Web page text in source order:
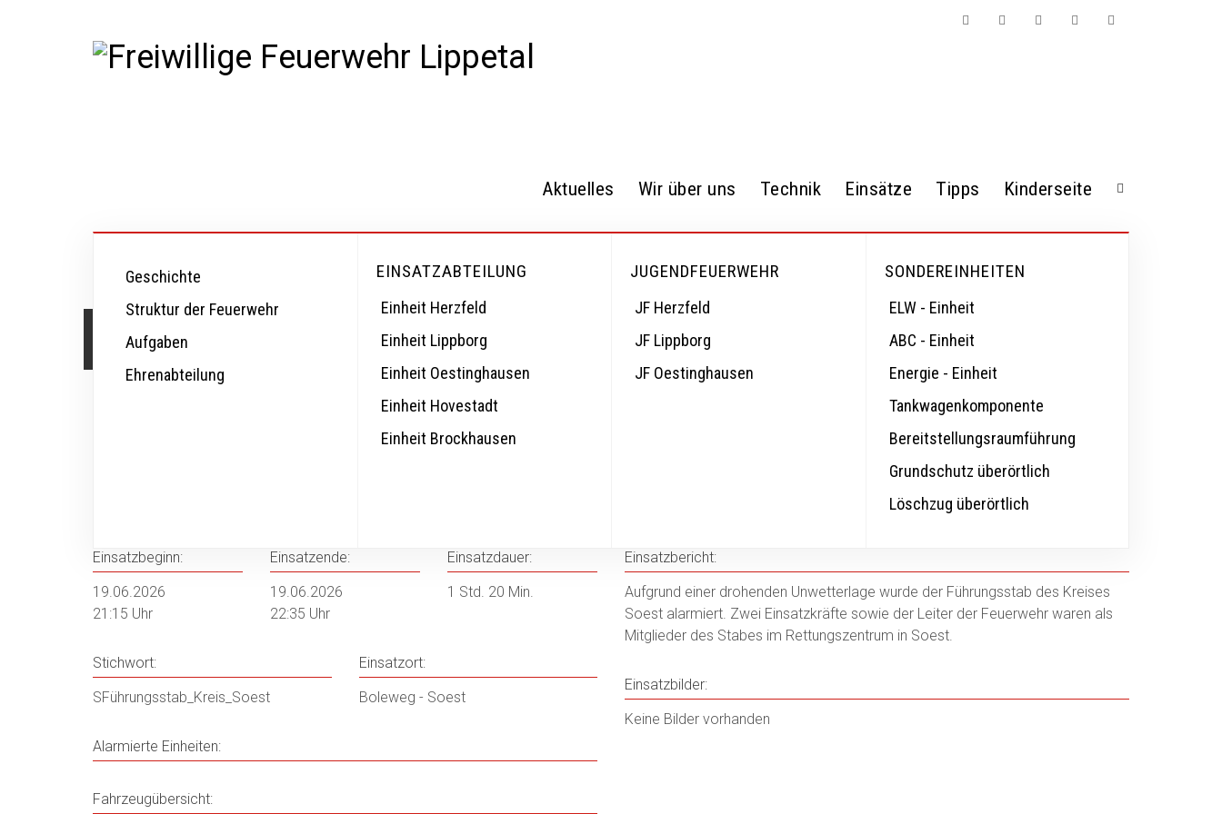
Aktuelles Wir über uns
Geschichte
Struktur der Feuerwehr
Aufgaben
Ehrenabteilung
EINSATZABTEILUNG
Einheit Herzfeld
Einheit Lippborg
Einheit Oestinghausen
Einheit Hovestadt
Einheit Brockhausen
JUGENDFEUERWEHR
JF Herzfeld
JF Lippborg
JF Oestinghausen
SONDEREINHEITEN
ELW - Einheit
ABC - Einheit
Energie - Einheit
Tankwagenkomponente
Bereitstellungsraumführung
Grundschutz überörtlich
Löschzug überörtlich
Technik Einsätze Tipps Kinderseite
Einsatzbericht
Einsatzbeginn:
19.06.2026
21:15 Uhr
Einsatzende:
19.06.2026
22:35 Uhr
Einsatzdauer:
1 Std. 20 Min.
Stichwort:
SFührungsstab_Kreis_Soest
Einsatzort:
Boleweg - Soest
Alarmierte Einheiten:
Fahrzeugübersicht:
Einsatzbericht:
Aufgrund einer drohenden Unwetterlage wurde der Führungsstab des Kreises
Soest alarmiert. Zwei Einsatzkräfte sowie der Leiter der Feuerwehr waren als
Mitglieder des Stabes im Rettungszentrum in Soest.
Einsatzbilder:
Keine Bilder vorhanden